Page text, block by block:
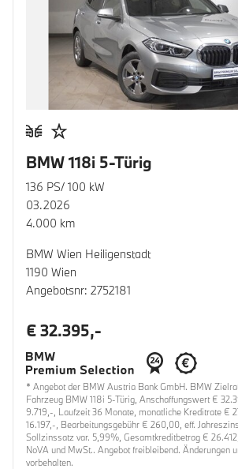
BMW 118i 5-Türig
136 PS/ 100 kW
03.2026
4.000 km
BMW Wien Heiligenstadt
1190 Wien
Angebotsnr: 2752181
€ 32.395,-
* Angebot der BMW Austria Bank GmbH. BMW
Fahrzeug BMW 118i 5-Türig, Anschaffungswert €
9.719,-, Laufzeit 36 Monate, monatliche Kreditrate €
16.197,-, Bearbeitungsgebühr € 260,00, eff.
Sollzinssatz var. 5,99%, Gesamtkreditbetrag €
NoVA und MwSt.. Angebot freibleibend. Änderungen
vorbehalten.